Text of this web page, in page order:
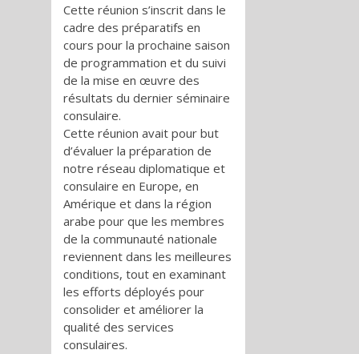
Cette réunion s’inscrit dans le
cadre des préparatifs en
cours pour la prochaine saison
de programmation et du suivi
de la mise en œuvre des
résultats du dernier séminaire
consulaire.
Cette réunion avait pour but
d’évaluer la préparation de
notre réseau diplomatique et
consulaire en Europe, en
Amérique et dans la région
arabe pour que les membres
de la communauté nationale
reviennent dans les meilleures
conditions, tout en examinant
les efforts déployés pour
consolider et améliorer la
qualité des services
consulaires.